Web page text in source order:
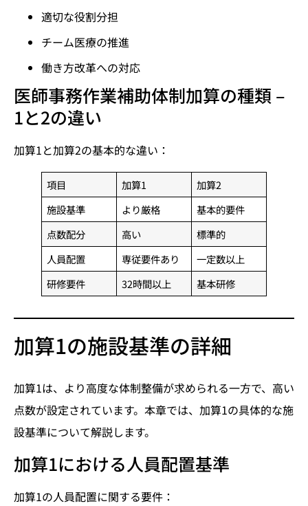
適切な役割分担
チーム医療の推進
働き方改革への対応
医師事務作業補助体制加算の種類 –
1と2の違い
加算1と加算2の基本的な違い：
項目 加算1
加算2
施設基準
より厳格
基本的要件
点数配分
高い
標準的
人員配置
専従要件あり
一定数以上
研修要件
32時間以上 基本研修
加算1の施設基準の詳細
加算1は、より高度な体制整備が求められる一方で、高い
点数が設定されています。本章では、加算1の具体的な施
設基準について解説します。
加算1における人員配置基準
加算1の人員配置に関する要件：